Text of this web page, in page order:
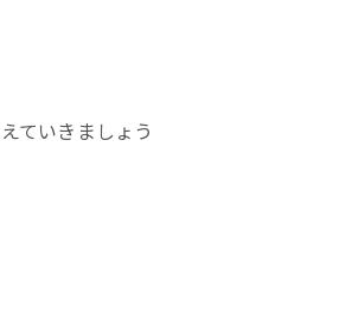
ていきましょう